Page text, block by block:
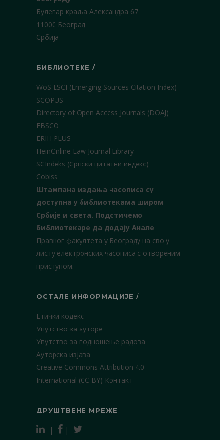
Булевар краља Александра 67
11000 Београд
Србија
БИБЛИОТЕКЕ /
WoS ESCI (Emerging Sources Citation Index)
SCOPUS
Directory of Open Access Journals (DOAJ)
EBSCO
ERIH PLUS
HeinOnline Law Journal Library
SCIndeks (Српски цитатни индекс)
Cobiss
Штампана издања часописа су
доступна у библиотекама широм
Србије и света. Подстичемо
библиотекаре да додају Анале
Правног факултета у Београду на своју
листу електронских часописа с отвореним
приступом.
ОСТАЛЕ ИНФОРМАЦИЈЕ /
Етички кодекс
Упутство за ауторе
Упутство за подношење радова
Ауторска изјава
Creative Commons Attribution 4.0
International (CC BY) Контакт
ДРУШТВЕНЕ МРЕЖЕ
| |